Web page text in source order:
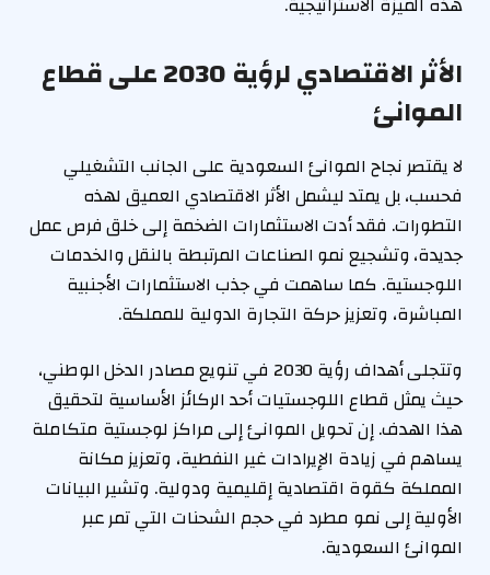
الأثر الاقتصادي لرؤية 2030 على قطاع
الموانئ
لا يقتصر نجاح الموانئ السعودية على الجانب التشغيلي
فحسب، بل يمتد ليشمل الأثر الاقتصادي العميق لهذه
التطورات. فقد أدت الاستثمارات الضخمة إلى خلق فرص عمل
جديدة، وتشجيع نمو الصناعات المرتبطة بالنقل والخدمات
اللوجستية. كما ساهمت في جذب الاستثمارات الأجنبية
المباشرة، وتعزيز حركة التجارة الدولية للمملكة.
وتتجلى أهداف رؤية 2030 في تنويع مصادر الدخل الوطني،
حيث يمثل قطاع اللوجستيات أحد الركائز الأساسية لتحقيق
هذا الهدف. إن تحويل الموانئ إلى مراكز لوجستية متكاملة
يساهم في زيادة الإيرادات غير النفطية، وتعزيز مكانة
المملكة كقوة اقتصادية إقليمية ودولية. وتشير البيانات
الأولية إلى نمو مطرد في حجم الشحنات التي تمر عبر
الموانئ السعودية.